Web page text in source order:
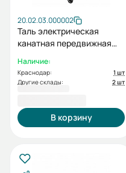
20.02.03.000002
Таль электрическая
канатная передвижная
п 9м)
Наличие:
Краснодар:
1 шт
Другие склады:
2 шт
В корзину